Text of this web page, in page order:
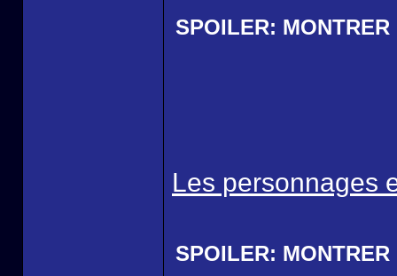
SPOILER: MONTRER
Les personnages
SPOILER: MONTRER